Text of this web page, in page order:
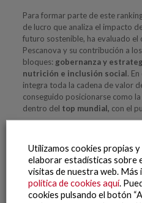
Para formar parte de este
de lucro que analiza el impacto
futuro sostenible, ha evaluado
Pescanova y su contribución a
bloques: gobernanza y
nutrición e inclusión social.
integra toda la cadena de valor
conseguido posicionarse como
dentro del top mundial, con el
internacional y aún más haber
empresa española más
alimentario, tenemos una
cuidado y la preservación del
contamos con 654 acciones de
Utilizamos cookies propias
elaborar estadísticas sobre
visitas de nuestra web.
política de cookies aquí.
cookies pulsando el botón